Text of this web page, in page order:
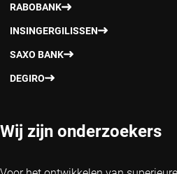
RABOBANK
INSINGERGILISSEN
SAXO BANK
DEGIRO
Wij zijn onderzoekers